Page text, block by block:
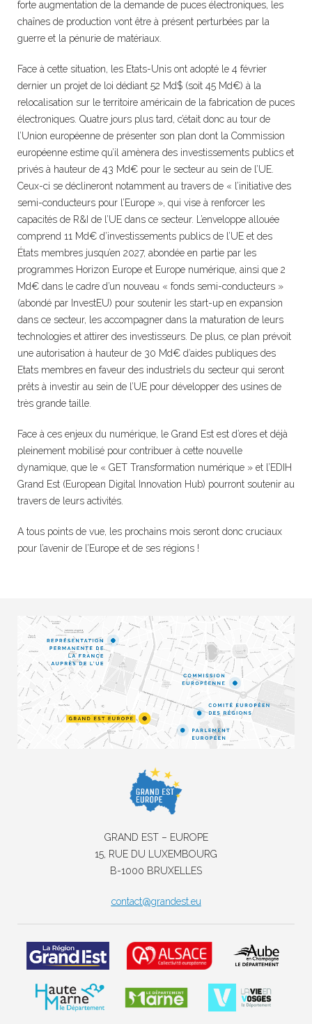
forte augmentation de la demande de puces électroniques, les
chaînes de production vont être à présent perturbées par la
guerre et la pénurie de matériaux.
Face à cette situation, les Etats-Unis ont adopté le 4 février
dernier un projet de loi dédiant 52 Md$ (soit 45 Md€) à la
relocalisation sur le territoire américain de la fabrication de puces
électroniques. Quatre jours plus tard, c’était donc au tour de
l’Union européenne de présenter son plan dont la Commission
européenne estime qu’il amènera des investissements publics et
privés à hauteur de 43 Md€ pour le secteur au sein de l’UE.
Ceux-ci se déclineront notamment au travers de « l’initiative des
semi-conducteurs pour l’Europe », qui vise à renforcer les
capacités de R&I de l’UE dans ce secteur. L’enveloppe allouée
comprend 11 Md€ d’investissements publics de l’UE et des
États membres jusqu’en 2027, abondée en partie par les
programmes Horizon Europe et Europe numérique, ainsi que 2
Md€ dans le cadre d’un nouveau « fonds semi-conducteurs »
(abondé par InvestEU) pour soutenir les start-up en expansion
dans ce secteur, les accompagner dans la maturation de leurs
technologies et attirer des investisseurs. De plus, ce plan prévoit
une autorisation à hauteur de 30 Md€ d’aides publiques des
Etats membres en faveur des industriels du secteur qui seront
prêts à investir au sein de l’UE pour développer des usines de
très grande taille.
Face à ces enjeux du numérique, le Grand Est est d’ores et déjà
pleinement mobilisé pour contribuer à cette nouvelle
dynamique, que le « GET Transformation numérique » et l’EDIH
Grand Est (European Digital Innovation Hub) pourront soutenir au
travers de leurs activités.
A tous points de vue, les prochains mois seront donc cruciaux
pour l’avenir de l’Europe et de ses régions !
GRAND EST – EUROPE
15, RUE DU LUXEMBOURG
B-1000 BRUXELLES
contact@grandest.eu